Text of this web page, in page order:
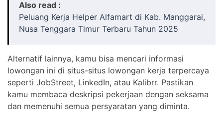
Also read :
Peluang Kerja Helper Alfamart di Kab. Manggarai,
Nusa Tenggara Timur Terbaru Tahun 2025
Alternatif lainnya, kamu bisa mencari informasi
lowongan ini di situs-situs lowongan kerja terpercaya
seperti JobStreet, LinkedIn, atau Kalibrr. Pastikan
kamu membaca deskripsi pekerjaan dengan seksama
dan memenuhi semua persyaratan yang diminta.